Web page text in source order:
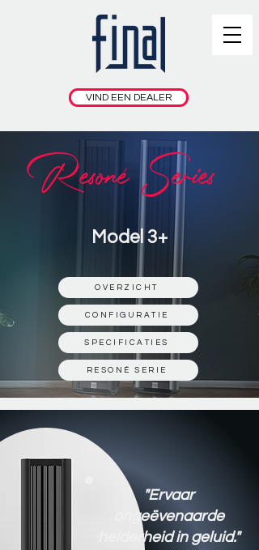
VIND EEN DEALER
Resoné Series
Model 3+
OVERZICHT
CONFIGURATIE
SPECIFICATIES
RESONÉ SERIE
"Ervaar
ongeëvenaarde
helderheid in geluid."